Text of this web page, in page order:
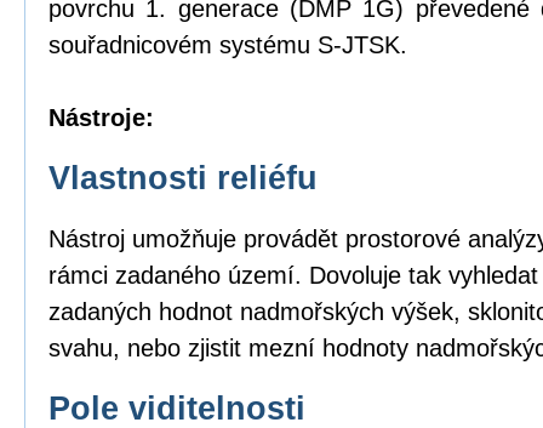
povrchu 1. generace (DMP 1G)
souřadnicovém systému S-JTSK.
Nástroje:
Vlastnosti reliéfu
Nástroj umožňuje provádět prostorové
rámci zadaného území. Dovoluje tak
zadaných hodnot nadmořských výšek,
svahu, nebo zjistit mezní hodnoty
Pole viditelnosti